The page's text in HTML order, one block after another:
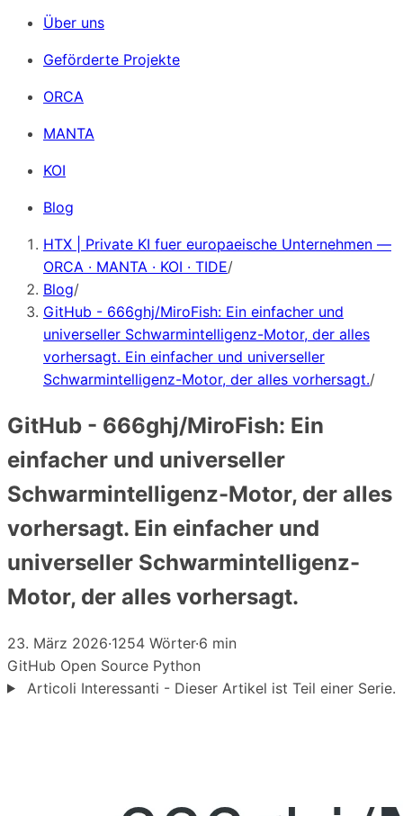
Über uns
Geförderte Projekte
ORCA
MANTA
KOI
Blog
HTX | Private KI fuer europaeische Unternehmen —
ORCA · MANTA · KOI · TIDE/
Blog/
GitHub - 666ghj/MiroFish: Ein einfacher und
universeller Schwarmintelligenz-Motor, der alles
vorhersagt. Ein einfacher und universeller
Schwarmintelligenz-Motor, der alles vorhersagt./
GitHub - 666ghj/MiroFish: Ein
einfacher und universeller
Schwarmintelligenz-Motor, der alles
vorhersagt. Ein einfacher und
universeller Schwarmintelligenz-
Motor, der alles vorhersagt.
23. März 2026·1254 Wörter·6 min
GitHub Open Source Python
Articoli Interessanti - Dieser Artikel ist Teil einer Serie.